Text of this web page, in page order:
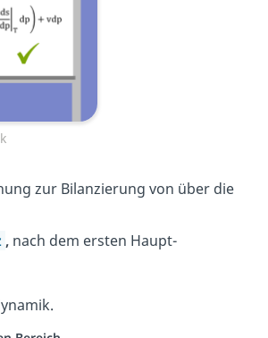
zur Bilanzierung von über die
, nach dem ersten Haupt-